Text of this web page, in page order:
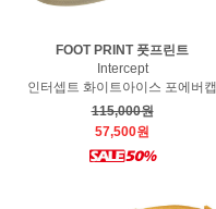
FOOT PRINT 풋프린트
Intercept
인터셉트 화이트아이스 포에버캡
115,000원
57,500원